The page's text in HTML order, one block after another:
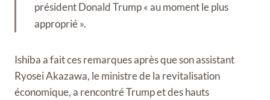
président Donald Trump « au moment le plus
approprié ».
Ishiba a fait ces remarques après que son assistant
Ryosei Akazawa, le ministre de la revitalisation
économique, a rencontré Trump et des hauts